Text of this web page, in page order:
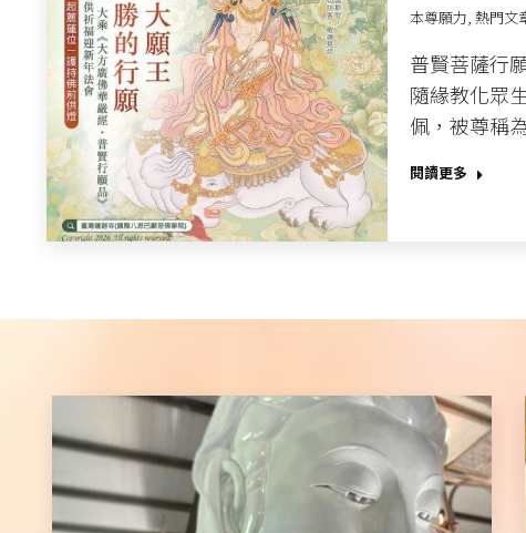
本尊願力, 熱門文
普賢菩薩行
隨緣教化眾
佩，被尊稱
閱讀更多